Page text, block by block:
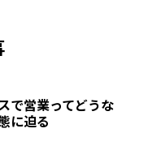
で営業ってどうな
に迫る